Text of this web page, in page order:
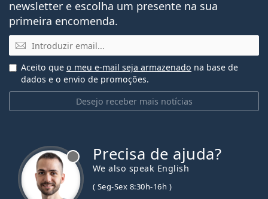
newsletter e escolha um presente na sua
primeira encomenda.
Email
Desejo receber mais notícias
Aceito que o meu e-mail seja armazenado na base de
dados e o envio de promoções.
Precisa de ajuda?
We also speak English
( Seg-Sex 8:30h-16h )